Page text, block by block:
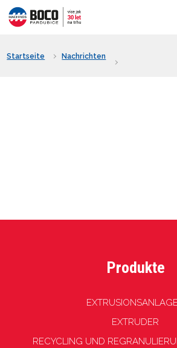
Startseite Nachrichten
Produkte
EXTRUDER
RECYCLING UND